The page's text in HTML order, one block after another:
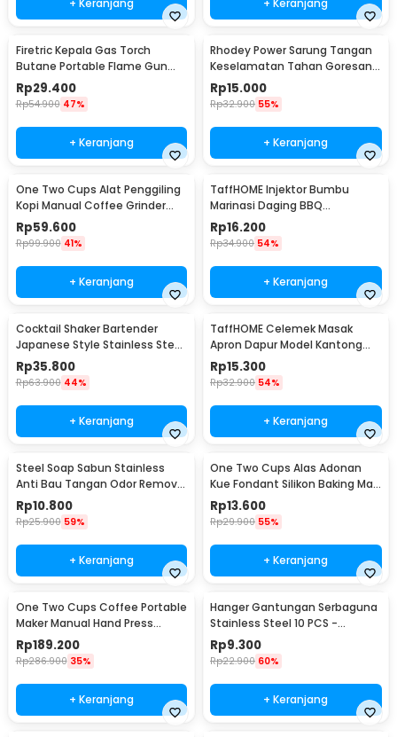
Firetric Kepala Gas Torch
Butane Portable Flame Gun
Adjustable - 807
Rp29.400
Rp54.900 47%
+ Keranjang
Rhodey Power Sarung Tangan
Keselamatan Tahan Goresan
Pisau - EN388
Rp15.000
Rp32.900 55%
+ Keranjang
One Two Cups Alat Penggiling
Kopi Manual Coffee Grinder
Portable - WFCG9800
Rp59.600
Rp99.900 41%
+ Keranjang
TaffHOME Injektor Bumbu
Marinasi Daging BBQ
Seasoning Injector - HC117
Rp16.200
Rp34.900 54%
+ Keranjang
Cocktail Shaker Bartender
Japanese Style Stainless Steel
200ml
Rp35.800
Rp63.900 44%
+ Keranjang
TaffHOME Celemek Masak
Apron Dapur Model Kantong
Pola Spatula - JJ41
Rp15.300
Rp32.900 54%
+ Keranjang
Steel Soap Sabun Stainless
Anti Bau Tangan Odor Remove
- HW071
Rp10.800
Rp25.900 59%
+ Keranjang
One Two Cups Alas Adonan
Kue Fondant Silikon Baking Mat
Anti Slip - JJ3873
Rp13.600
Rp29.900 55%
+ Keranjang
One Two Cups Coffee Portable
Maker Manual Hand Press
Espresso 300ml - T35066
Rp189.200
Rp286.900 35%
+ Keranjang
Hanger Gantungan Serbaguna
Stainless Steel 10 PCS -
M127105
Rp9.300
Rp22.900 60%
+ Keranjang